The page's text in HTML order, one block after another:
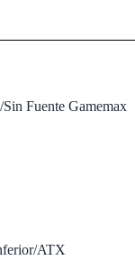
Fuente Gamemax
ATX